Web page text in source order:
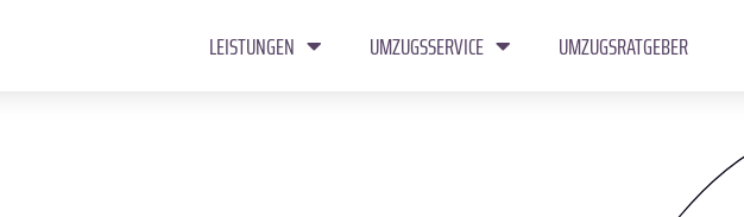
LEISTUNGEN UMZUGSSERVICE UMZUGSRATGEBER